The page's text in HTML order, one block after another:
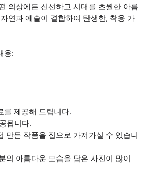
의상에든 신선하고 시대를 초월한 아름
연과 예술이 결합하여 탄생한, 착용 가
용:
를 제공해 드립니다.
됩니다.
만든 작품을 집으로 가져가실 수 있습니
의 아름다운 모습을 담은 사진이 많이